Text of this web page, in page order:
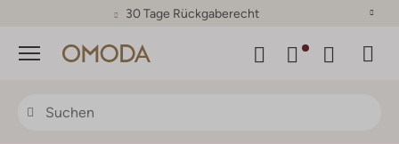
30 Tage Rückgaberecht
Menü